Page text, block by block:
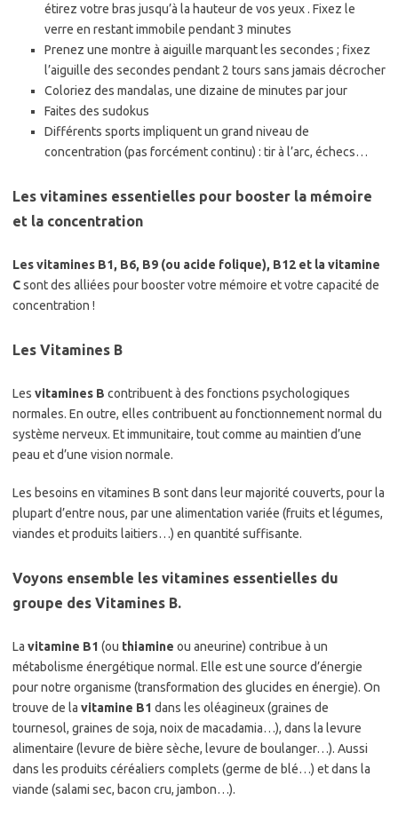
étirez votre bras jusqu’à la hauteur de vos yeux . Fixez le
verre en restant immobile pendant 3 minutes
Prenez une montre à aiguille marquant les secondes ; fixez
l’aiguille des secondes pendant 2 tours sans jamais décrocher
Coloriez des mandalas, une dizaine de minutes par jour
Faites des sudokus
Différents sports impliquent un grand niveau de
concentration (pas forcément continu) : tir à l’arc, échecs…
Les vitamines essentielles pour booster la mémoire
et la concentration
Les vitamines B1, B6, B9 (ou acide folique), B12 et la vitamine
Csont des alliées pour booster votre mémoire et votre capacité de
concentration !
Les Vitamines B
Les vitamines B contribuent à des fonctions psychologiques
normales. En outre, elles contribuent au fonctionnement normal du
système nerveux. Et immunitaire, tout comme au maintien d’une
peau et d’une vision normale.
Les besoins en vitamines B sont dans leur majorité couverts, pour la
plupart d’entre nous, par une alimentation variée (fruits et légumes,
viandes et produits laitiers…) en quantité suffisante.
Voyons ensemble les vitamines essentielles du
groupe des Vitamines B.
La vitamine B1 (ou thiamine ou aneurine) contribue à un
métabolisme énergétique normal. Elle est une source d’énergie
pour notre organisme (transformation des glucides en énergie). On
trouve de la vitamine B1 dans les oléagineux (graines de
tournesol, graines de soja, noix de macadamia…), dans la levure
alimentaire (levure de bière sèche, levure de boulanger…). Aussi
dans les produits céréaliers complets (germe de blé…) et dans la
viande (salami sec, bacon cru, jambon…).